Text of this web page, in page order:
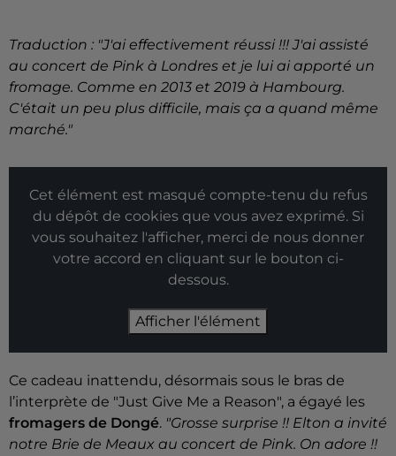
Traduction : "J'ai effectivement réussi !!! J'ai assisté
au concert de Pink à Londres et je lui ai apporté un
fromage. Comme en 2013 et 2019 à Hambourg.
C'était un peu plus difficile, mais ça a quand même
marché."
Cet élément est masqué compte-tenu du refus
du dépôt de cookies que vous avez exprimé. Si
vous souhaitez l'afficher, merci de nous donner
votre accord en cliquant sur le bouton ci-
dessous.
Afficher l'élément
Ce cadeau inattendu, désormais sous le bras de
l’interprète de "Just Give Me a Reason", a égayé les
fromagers de Dongé. "Grosse surprise !! Elton a invité
notre Brie de Meaux au concert de Pink. On adore !!